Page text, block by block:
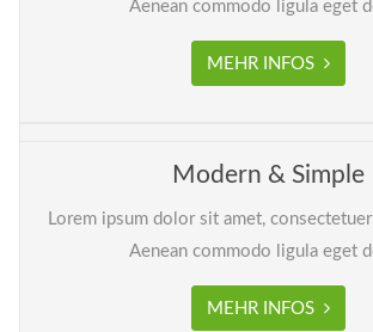
Aenean commodo ligula eget
MEHR INFOS
Modern & Simple
Lorem ipsum dolor sit amet,
Aenean commodo ligula eget
MEHR INFOS